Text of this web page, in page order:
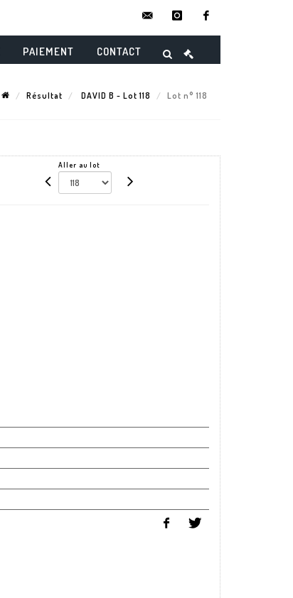
instagram
PAIEMENT CONTACT
Résultat DAVID B - Lot 118 Lot n° 118
Aller au lot